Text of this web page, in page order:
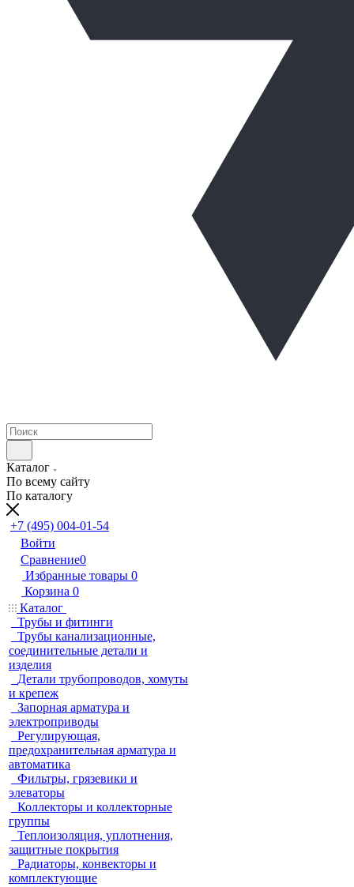
Каталог
По всему сайту
По каталогу
+7 (495) 004-01-54
Войти
Сравнение0
Избранные товары 0
Корзина 0
Каталог
Трубы и фитинги
Трубы канализационные,
соединительные детали и
изделия
Детали трубопроводов, хомуты
и крепеж
Запорная арматура и
электроприводы
Регулирующая,
предохранительная арматура и
автоматика
Фильтры, грязевики и
элеваторы
Коллекторы и коллекторные
группы
Теплоизоляция, уплотнения,
защитные покрытия
Радиаторы, конвекторы и
комплектующие